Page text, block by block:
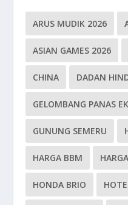
ARUS MUDIK 2026
ASIAN GAMES 2026
CHINA DADAN
GELOMBANG PANAS
GUNUNG SEMERU
HARGA BBM
HONDA BRIO